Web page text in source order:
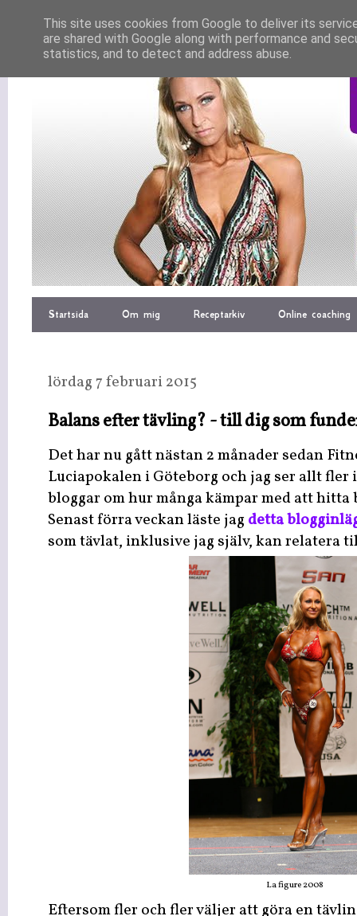
Startsida Om mig Receptarkiv Online coaching
lördag 7 februari 2015
Balans efter tävling? - till dig som
Det har nu gått nästan 2 månader sedan
Luciapokalen i Göteborg och jag ser allt fler
bloggar om hur många kämpar med att
Senast förra veckan läste jag detta
som tävlat, inklusive jag själv, kan relatera
La figure 2008
Eftersom fler och fler väljer att göra en
This site uses cookies from Google to deliver its
are shared with Google along with performance and
statistics, and to detect and address abuse.